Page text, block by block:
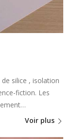
silice , isolation
fiction. Les
Voir plus